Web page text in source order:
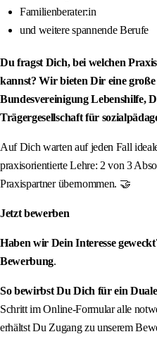
Familienberater:in
und weitere spannende Berufe
Du fragst Dich, bei welchen
kannst? Wir bieten Dir eine
Bundesvereinigung Lebenshilfe,
Trägergesellschaft für
Auf Dich warten auf jeden Fall
praxisorientierte Lehre: 2 von 3
Praxispartner übernommen. 🤝
Jetzt bewerben
Haben wir Dein Interesse
Bewerbung.
So bewirbst Du Dich für ein
Schritt im Online-Formular alle
erhältst Du Zugang zu unserem